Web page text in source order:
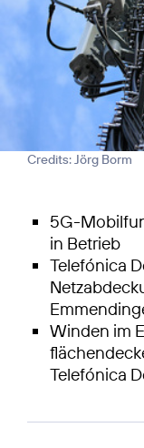
Credits: Jörg Borm
5G-
in Betrieb
Telefónica
Winden im
Telefónica